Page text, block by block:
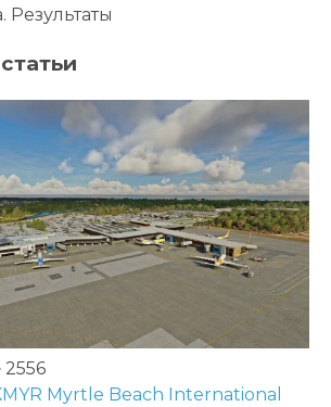
Результаты
Myrtle Beach International